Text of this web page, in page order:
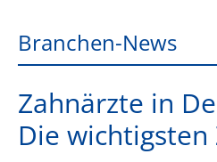
Branchen-News
Zahnärzte in
Die wichtigsten